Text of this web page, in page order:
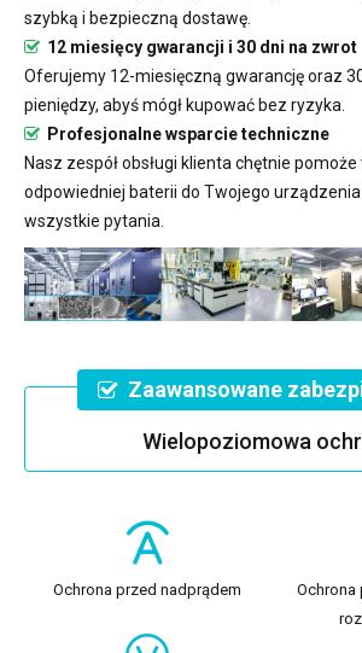
szybką i bezpieczną dostawę.
12 miesięcy gwarancji i 30 dni na zwrot
Oferujemy 12-miesięczną gwarancję oraz
pieniędzy, abyś mógł kupować bez ryzyka.
Profesjonalne wsparcie techniczne
Nasz zespół obsługi klienta chętnie
odpowiedniej baterii do Twojego
wszystkie pytania.
Zaawansowane
Wielopoziomowa
Ochrona przed nadprądem
Ochrona